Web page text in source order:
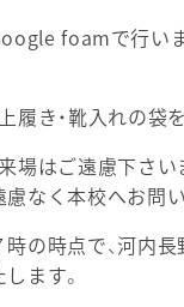
foamで行い
履き・靴入れの袋
場はご遠慮下さ
なく本校へお問
の時点で、河内
ます。